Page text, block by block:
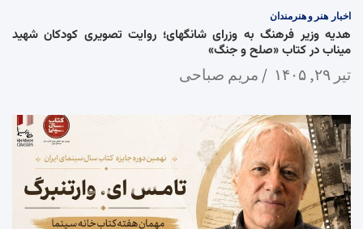
اخبار هنر و هنرمندان
هدیه وزیر فرهنگ به وزرای شانگهای؛ روایت تصویری کودکان شهید
میناب در کتاب «صلح و جنگ»
تیر ۲۹, ۱۴۰۵ مریم صباحی